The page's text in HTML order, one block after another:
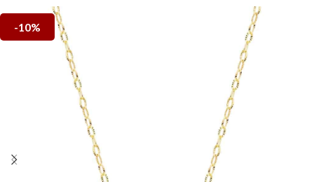
-10%